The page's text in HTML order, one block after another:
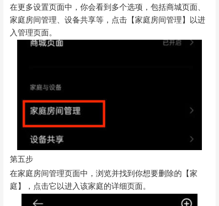
在更多设置页面中，你会看到多个选项，包括商城页面、
家庭房间管理、设备共享等，点击【家庭房间管理】以进
入管理页面。
第五步
在家庭房间管理页面中，浏览并找到你想要删除的【家
庭】，点击它以进入该家庭的详细页面。